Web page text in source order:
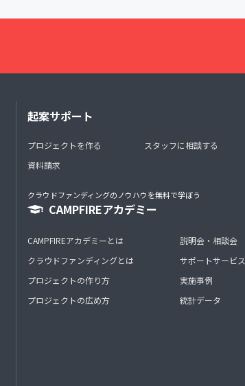
起案サポート
プロジェクトを作る
資料請求
スタッフに相談する
クラウドファンディングのノウハウを無料で学ぼう
CAMPFIREアカデミー
CAMPFIREアカデミーとは
クラウドファンディングとは
プロジェクトの作り方
プロジェクトの広め方
説明会・相談会
サポートサービス
実施事例
統計データ